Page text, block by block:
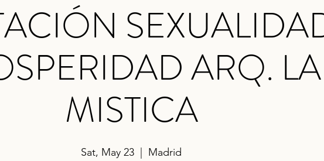
ARQ. LA
MISTICA
Sat, May 23 Madrid